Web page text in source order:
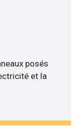
posés
et la